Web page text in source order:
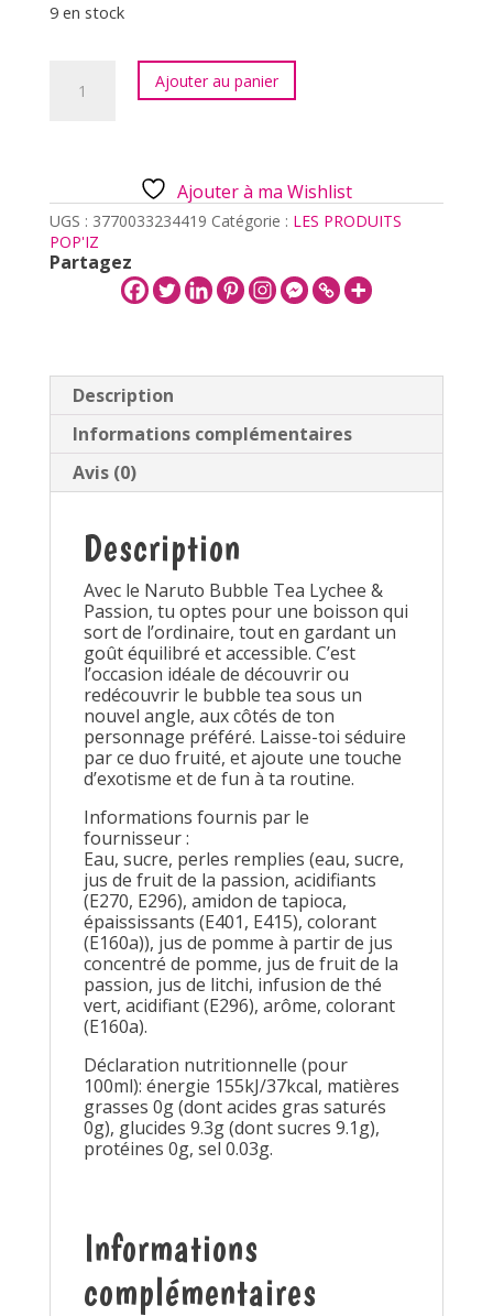
9 en stock
et
PASSION
320ML
Ajouter au panier
Ajouter à ma Wishlist
UGS : 3770033234419 Catégorie : LES PRODUITS
POP'IZ
Partagez
Description
Informations complémentaires
Avis (0)
Description
Avec le Naruto Bubble Tea Lychee &
Passion, tu optes pour une boisson qui
sort de l’ordinaire, tout en gardant un
goût équilibré et accessible. C’est
l’occasion idéale de découvrir ou
redécouvrir le bubble tea sous un
nouvel angle, aux côtés de ton
personnage préféré. Laisse-toi séduire
par ce duo fruité, et ajoute une touche
d’exotisme et de fun à ta routine.
Informations fournis par le
fournisseur :
Eau, sucre, perles remplies (eau, sucre,
jus de fruit de la passion, acidifiants
(E270, E296), amidon de tapioca,
épaississants (E401, E415), colorant
(E160a)), jus de pomme à partir de jus
concentré de pomme, jus de fruit de la
passion, jus de litchi, infusion de thé
vert, acidifiant (E296), arôme, colorant
(E160a).
Déclaration nutritionnelle (pour
100ml): énergie 155kJ/37kcal, matières
grasses 0g (dont acides gras saturés
0g), glucides 9.3g (dont sucres 9.1g),
protéines 0g, sel 0.03g.
Informations
complémentaires